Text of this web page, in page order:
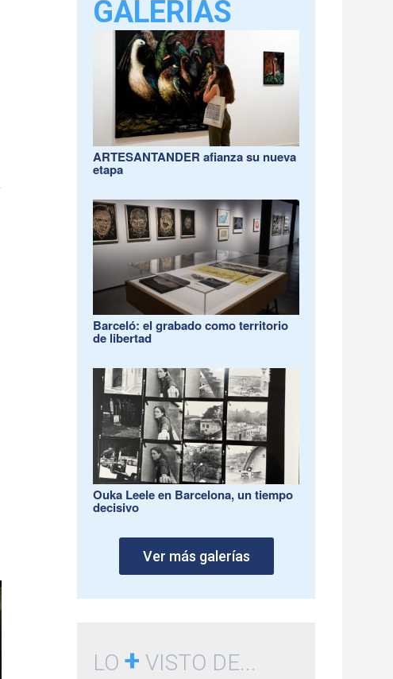
GALERÍAS
ARTESANTANDER afianza su nueva
etapa
Barceló: el grabado como territorio
de libertad
Ouka Leele en Barcelona, un tiempo
decisivo
Ver más galerías
LO+ VISTO DE...